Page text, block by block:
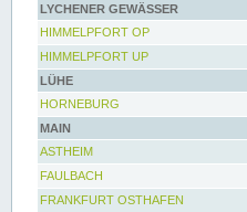
LYCHENER GEWÄSSER
HIMMELPFORT OP
HIMMELPFORT UP
LÜHE
HORNEBURG
MAIN
ASTHEIM
FAULBACH
FRANKFURT OSTHAFEN